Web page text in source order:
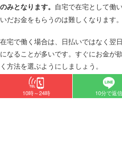
のみとなります。 自宅で在宅として働
いだお金をもらうのは難しくなります。
在宅で働く場合は、日払いではなく翌
になることが多いです。すぐにお金が
く方法を選ぶようにしましょう。
振り込みも翌日払いになる
10時～24時 10分で返信